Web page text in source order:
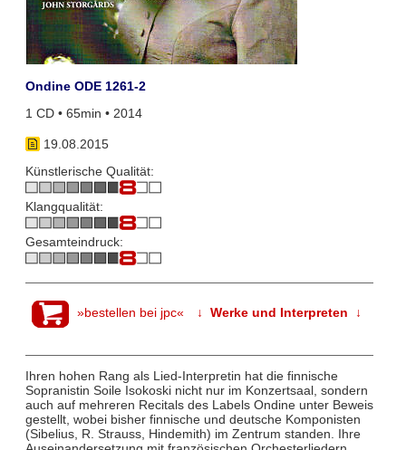
Ondine ODE 1261-2
1 CD • 65min • 2014
19.08.2015
Künstlerische Qualität:
Klangqualität:
Gesamteindruck:
»bestellen bei jpc« ↓ Werke und Interpreten ↓
Ihren hohen Rang als Lied-Interpretin hat die finnische
Sopranistin Soile Isokoski nicht nur im Konzertsaal, sondern
auch auf mehreren Recitals des Labels Ondine unter Beweis
gestellt, wobei bisher finnische und deutsche Komponisten
(Sibelius, R. Strauss, Hindemith) im Zentrum standen. Ihre